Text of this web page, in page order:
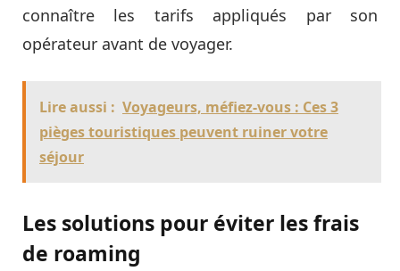
connaître les tarifs appliqués par son
opérateur avant de voyager.
Lire aussi : Voyageurs, méfiez-vous : Ces 3
pièges touristiques peuvent ruiner votre
séjour
Les solutions pour éviter les frais
de roaming